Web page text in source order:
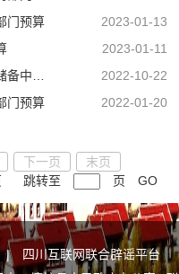
门预算
2023-01-13
2023-01-11
2022-10-22
门预算
2022-01-20
下一页
末页
跳转至 页 GO
|
四川互联网联合辟谣平台